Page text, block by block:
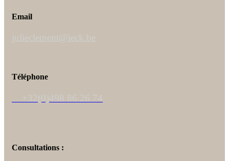
Email
julieclement@ieck.be
Téléphone
+32(0)498 86 26 74
Consultations :